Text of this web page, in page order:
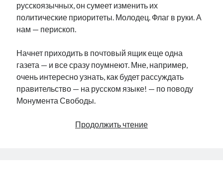
русскоязычных, он сумеет изменить их
политические приоритеты. Молодец. Флаг в руки. А
нам — перископ.
Начнет приходить в почтовый ящик еще одна
газета — и все сразу поумнеют. Мне, например,
очень интересно узнать, как будет рассуждать
правительство — на русском языке! — по поводу
Монумента Свободы.
Продолжить чтение«Перископ»